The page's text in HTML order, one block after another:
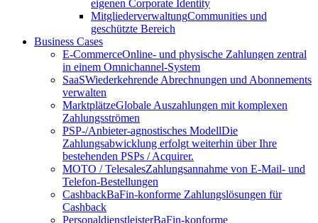
eigenen Corporate Identity
MitgliederverwaltungCommunities und
geschützte Bereich
Business Cases
E-CommerceOnline- und physische Zahlungen zentral
in einem Omnichannel-System
SaaSWiederkehrende Abrechnungen und Abonnements
verwalten
MarktplätzeGlobale Auszahlungen mit komplexen
Zahlungsströmen
PSP-/Anbieter‑agnostisches ModellDie
Zahlungsabwicklung erfolgt weiterhin über Ihre
bestehenden PSPs / Acquirer.
MOTO / TelesalesZahlungsannahme von E-Mail- und
Telefon-Bestellungen
CashbackBaFin-konforme Zahlungslösungen für
Cashback
PersonaldienstleisterBaFin-konforme